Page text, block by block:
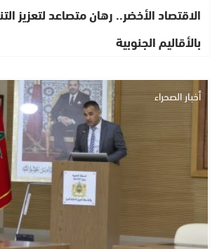
الاقتصاد الأخضر.. رهان متصاعد لتعزيز
بالأقاليم الجنوبية
أخبار الصحراء